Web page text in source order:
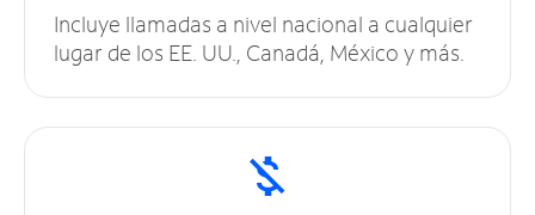
Incluye llamadas a nivel nacional a cualquier
lugar de los EE. UU., Canadá, México y más.